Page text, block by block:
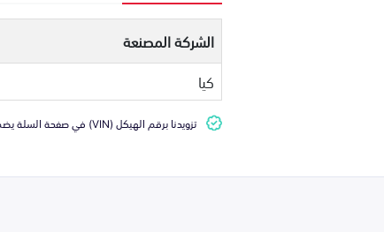
الشركة المصنعة
كيا
تزويدنا برقم الهيكل (VIN) في صفحة السلة يضمن التطابق التام للقطعة مع سيارتك